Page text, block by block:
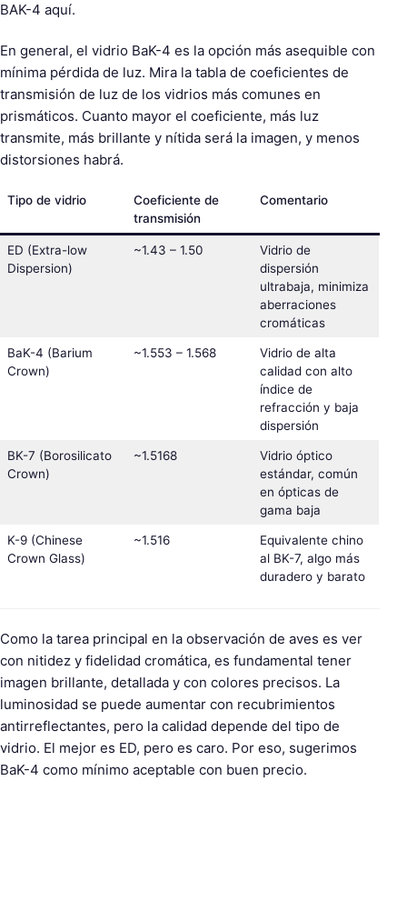
BAK-4 aquí.
En general, el vidrio BaK-4 es la opción más asequible con
mínima pérdida de luz. Mira la tabla de coeficientes de
transmisión de luz de los vidrios más comunes en
prismáticos. Cuanto mayor el coeficiente, más luz
transmite, más brillante y nítida será la imagen, y menos
distorsiones habrá.
Tipo de vidrio
Coeficiente de
transmisión
Comentario
ED (Extra-low
Dispersion)
~1.43 – 1.50
Vidrio de
dispersión
ultrabaja, minimiza
aberraciones
cromáticas
BaK-4 (Barium
Crown)
~1.553 – 1.568
Vidrio de alta
calidad con alto
índice de
refracción y baja
dispersión
BK-7 (Borosilicato
Crown)
~1.5168
Vidrio óptico
estándar, común
en ópticas de
gama baja
K-9 (Chinese
Crown Glass)
~1.516
Equivalente chino
al BK-7, algo más
duradero y barato
Como la tarea principal en la observación de aves es ver
con nitidez y fidelidad cromática, es fundamental tener
imagen brillante, detallada y con colores precisos. La
luminosidad se puede aumentar con recubrimientos
antirreflectantes, pero la calidad depende del tipo de
vidrio. El mejor es ED, pero es caro. Por eso, sugerimos
BaK-4 como mínimo aceptable con buen precio.